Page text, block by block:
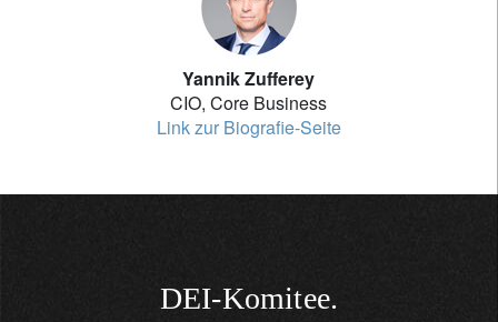
Yannik Zufferey
CIO, Core Business
Link zur Biografie-Seite
DEI-Komitee.